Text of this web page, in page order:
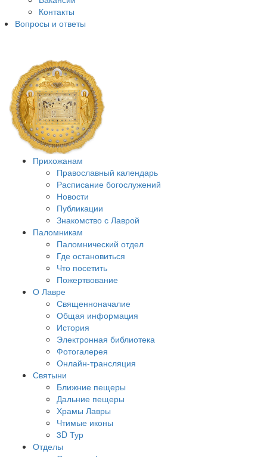
Контакты
Вопросы и ответы
Прихожанам
Православный календарь
Расписание богослужений
Новости
Публикации
Знакомство с Лаврой
Паломникам
Паломнический отдел
Где остановиться
Что посетить
Пожертвование
О Лавре
Священноначалие
Общая информация
История
Электронная библиотека
Фотогалерея
Онлайн-трансляция
Святыни
Ближние пещеры
Дальние пещеры
Храмы Лавры
Чтимые иконы
3D Тур
Отделы